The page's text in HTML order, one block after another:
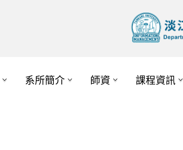
系所簡介 師資 課程資訊